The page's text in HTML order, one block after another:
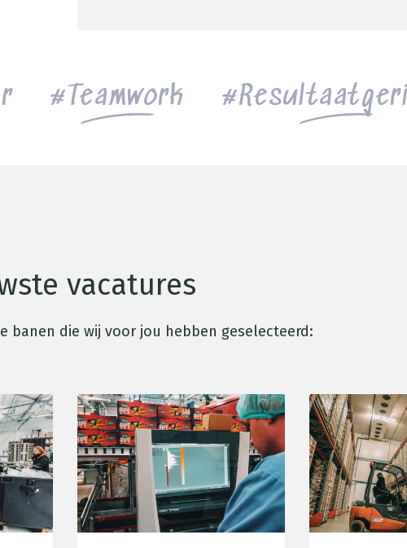
Teamwork
vacatures
banen die wij voor jou hebben geselecteerd: